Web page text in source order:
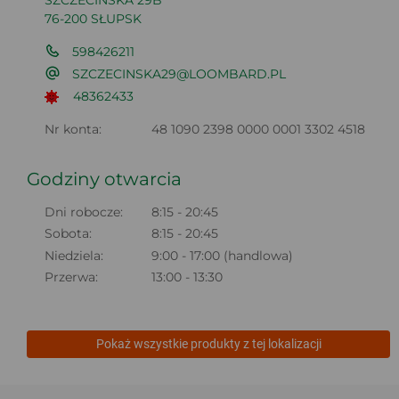
76-200 SŁUPSK
598426211
SZCZECINSKA29@LOOMBARD.PL
48362433
Nr konta: 48 1090 2398 0000 0001 3302 4518
Godziny otwarcia
Dni robocze:
8:15 - 20:45
Sobota:
8:15 - 20:45
Niedziela:
9:00 - 17:00 (handlowa)
Przerwa:
13:00 - 13:30
Pokaż wszystkie produkty z tej lokalizacji